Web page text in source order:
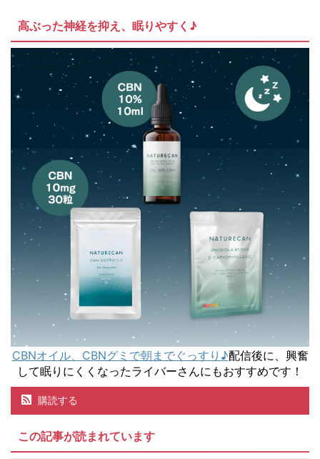
高ぶった神経を抑え、眠りやすく♪
CBNオイル、CBNグミで朝までぐっすり♪配信後に、興奮
して眠りにくくなったライバーさんにもおすすめです！
購読する
この記事が読まれています